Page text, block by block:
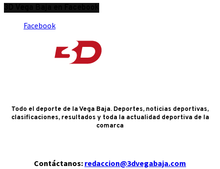
Facebook
Todo el deporte de la Vega Baja. Deportes, noticias deportivas,
clasificaciones, resultados y toda la actualidad deportiva de la
comarca
Contáctanos: redaccion@3dvegabaja.com